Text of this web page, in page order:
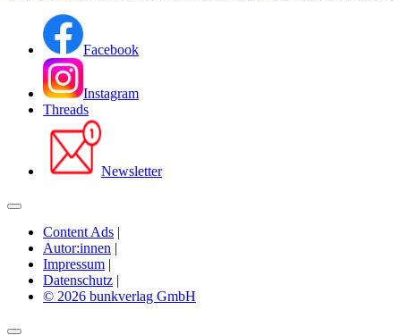
Facebook
Instagram
Threads
Newsletter
Content Ads |
Autor:innen |
Impressum |
Datenschutz |
© 2026 bunkverlag GmbH